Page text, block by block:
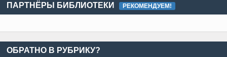
ПАРТНЁРЫ БИБЛИОТЕКИ РЕКОМЕНДУЕМ!
ОБРАТНО В РУБРИКУ?